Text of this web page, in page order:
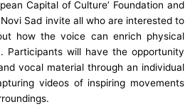
Capital of Culture’ Foundation and
Sad invite all who are interested to
how the voice can enrich physical
Participants will have the opportunity
vocal material through an individual
videos of inspiring movements